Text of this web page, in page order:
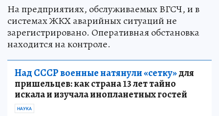
На предприятиях, обслуживаемых ВГСЧ, и в
системах ЖКХ аварийных ситуаций не
зарегистрировано. Оперативная обстановка
находится на контроле.
Над СССР военные натянули «сетку»для
пришельцев: как страна 13 лет тайно
искала и изучала инопланетных гостей
НАУКА